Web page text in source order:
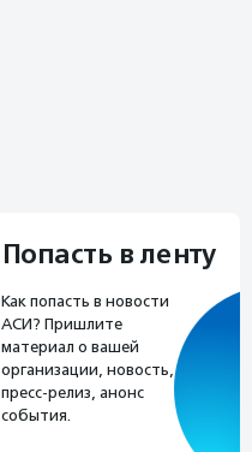
Попасть в ленту
Как попасть в новости
АСИ? Пришлите
материал о вашей
организации, новость,
пресс-релиз, анонс
события.